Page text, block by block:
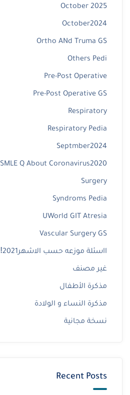
October 2025
October2024
Ortho ANd Truma GS
Others Pedi
Pre-Post Operative
Pre-Post Operative GS
Respiratory
Respiratory Pedia
Septmber2024
SMLE Q About Coronavirus2020
Surgery
Syndroms Pedia
UWorld GIT Atresia
Vascular Surgery GS
ااسئلة موزعه حسب الاشهر2021‼?
غير مصنف
مذكرة الأطفال
مذكرة النساء و الولادة
نسخة مجانية
Recent Posts